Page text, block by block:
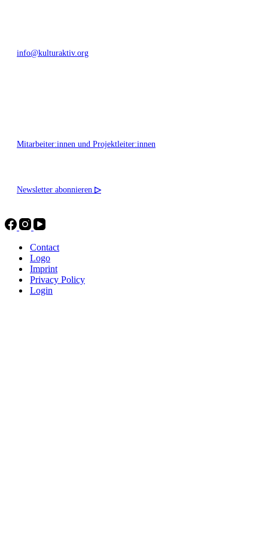
info@kulturaktiv.org
Mitarbeiter:innen und Projektleiter:innen
Newsletter abonnieren ▷
Contact
Logo
Imprint
Privacy Policy
Login